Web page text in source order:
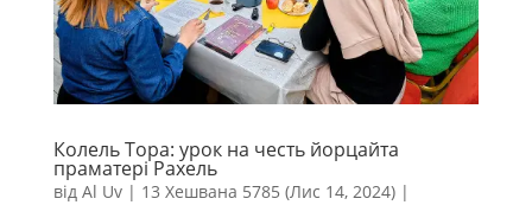
Колель Тора: урок на честь йорцайта
праматері Рахель
від Al Uv| 13 Хешвана 5785 (Лис 14, 2024)|